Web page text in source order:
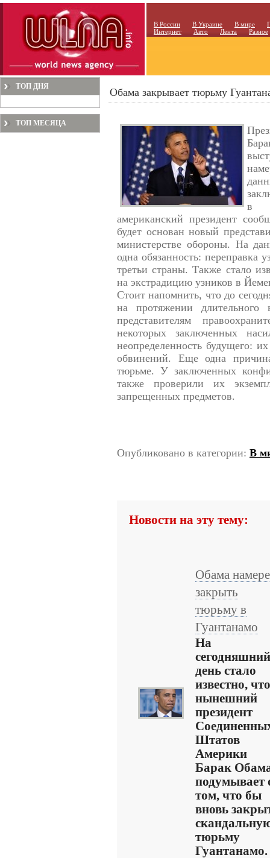
В России В Украине В мире
Интернет
Авто Лента Разное
ТОП ДНЯ
ТОП МЕСЯЦА
Обама закрывает тюрьму
в
американский президент
будет основан новый
министерстве обороны. На
одна обязанность: переправка
третьи страны. Также стало
на экстрадицию узников в
Стоит напомнить, что до
на протяжении длительного
представителям
некоторых заключенных
неопределенность будущего:
обвинений. Еще одна
тюрьме. У заключенных
также проверили их
запрещенных предметов.
Опубликовано в категории: В
Новости на эту тему:
Обама
закрыть
тюрьму в
Гуантанамо
На
сегодняшний
день стало
известно, что
нынешний
президент
Штатов
Америки
Барак
подумывает
том, что бы
вновь
тюрьму
Гуантанамо.